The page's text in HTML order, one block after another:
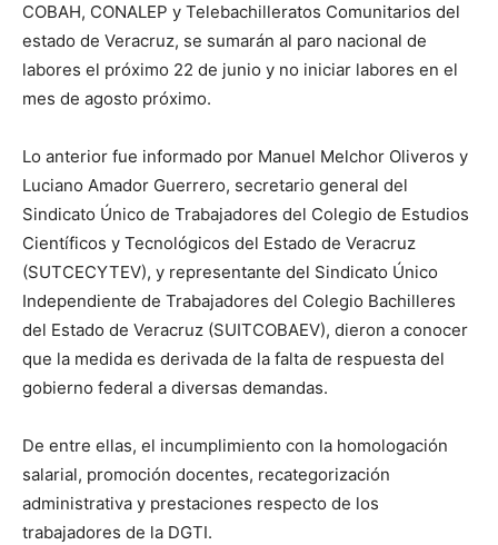
COBAH, CONALEP y Telebachilleratos Comunitarios del
estado de Veracruz, se sumarán al paro nacional de
labores el próximo 22 de junio y no iniciar labores en el
mes de agosto próximo.
Lo anterior fue informado por Manuel Melchor Oliveros y
Luciano Amador Guerrero, secretario general del
Sindicato Único de Trabajadores del Colegio de Estudios
Científicos y Tecnológicos del Estado de Veracruz
(SUTCECYTEV), y representante del Sindicato Único
Independiente de Trabajadores del Colegio Bachilleres
del Estado de Veracruz (SUITCOBAEV), dieron a conocer
que la medida es derivada de la falta de respuesta del
gobierno federal a diversas demandas.
De entre ellas, el incumplimiento con la homologación
salarial, promoción docentes, recategorización
administrativa y prestaciones respecto de los
trabajadores de la DGTI.